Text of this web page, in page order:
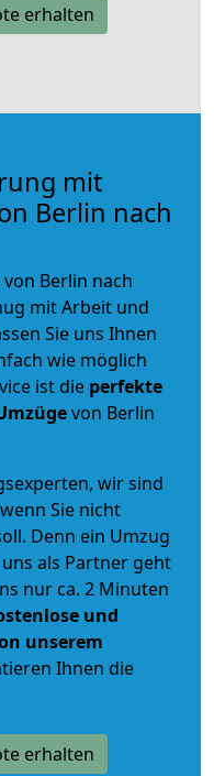
erhalten
mit
Berlin nach
Berlin nach
mit Arbeit und
Sie uns Ihnen
wie möglich
ist die perfekte
von Berlin
wir sind
Sie nicht
Denn ein Umzug
als Partner geht
nur ca. 2 Minuten
und
unserem
Ihnen die
erhalten